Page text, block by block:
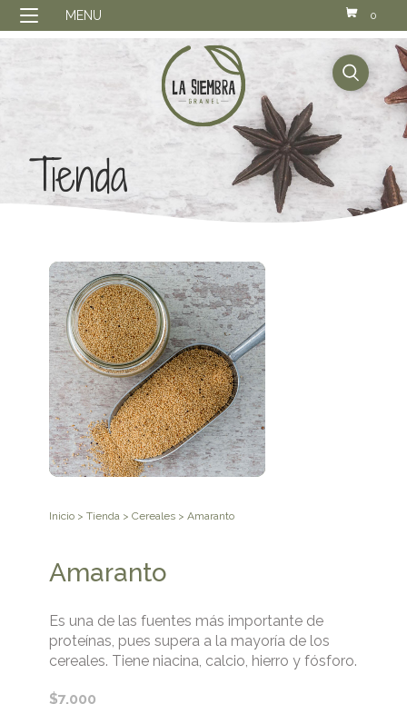
MENU 0
buscador
Tienda
Inicio >Tienda >Cereales > Amaranto
Amaranto
Es una de las fuentes más importante de
proteínas, pues supera a la mayoría de los
cereales. Tiene niacina, calcio, hierro y fósforo.
$7.000